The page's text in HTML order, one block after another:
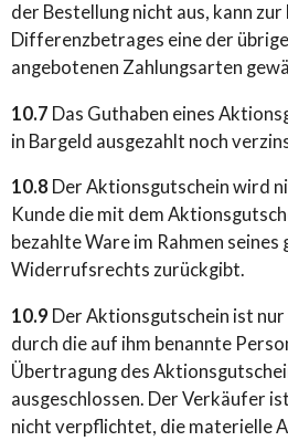
der Bestellung nicht aus, kann zur
Differenzbetrages eine der
angebotenen Zahlungsarten
10.7 Das Guthaben eines
in Bargeld ausgezahlt noch
10.8 Der Aktionsgutschein wird
Kunde die mit dem
bezahlte Ware im Rahmen seines
Widerrufsrechts zurückgibt.
10.9 Der Aktionsgutschein ist
durch die auf ihm benannte
Übertragung des
ausgeschlossen. Der Verkäufer
nicht verpflichtet, die materielle